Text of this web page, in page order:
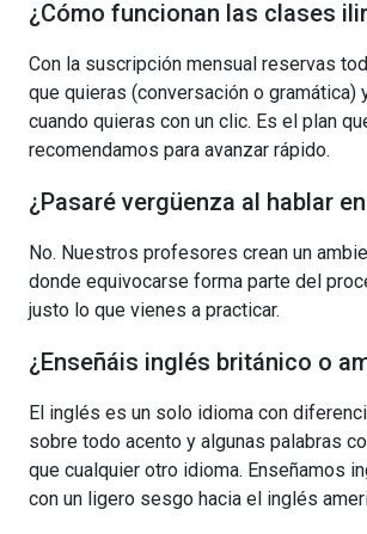
¿Cómo funcionan las clases
Con la suscripción mensual reservas
que quieras (conversación o gramática)
cuando quieras con un clic. Es el plan
recomendamos para avanzar rápido.
¿Pasaré vergüenza al hablar
No. Nuestros profesores crean un
donde equivocarse forma parte del
justo lo que vienes a practicar.
¿Enseñáis inglés británico o
El inglés es un solo idioma con
sobre todo acento y algunas palabras
que cualquier otro idioma. Enseñamos
con un ligero sesgo hacia el inglés